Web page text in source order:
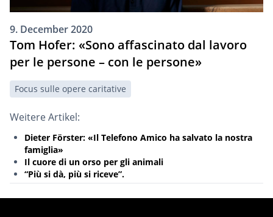
9. December 2020
Tom Hofer: «Sono affascinato dal lavoro
per le persone – con le persone»
Focus sulle opere caritative
Weitere Artikel:
Dieter Förster: «Il Telefono Amico ha salvato la nostra
famiglia»
Il cuore di un orso per gli animali
“Più si dà, più si riceve”.